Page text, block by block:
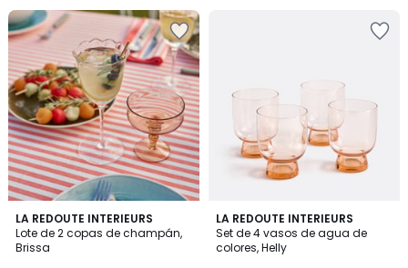
25%
descuento
aplicado.
LA REDOUTE INTERIEURS
Lote de 2 copas de champán,
Brissa
4,4
/ 5
LA REDOUTE INTERIEURS
Set de 4 vasos de agua de
colores, Helly
4
/
5